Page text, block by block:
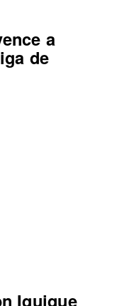
a
de
Iquique